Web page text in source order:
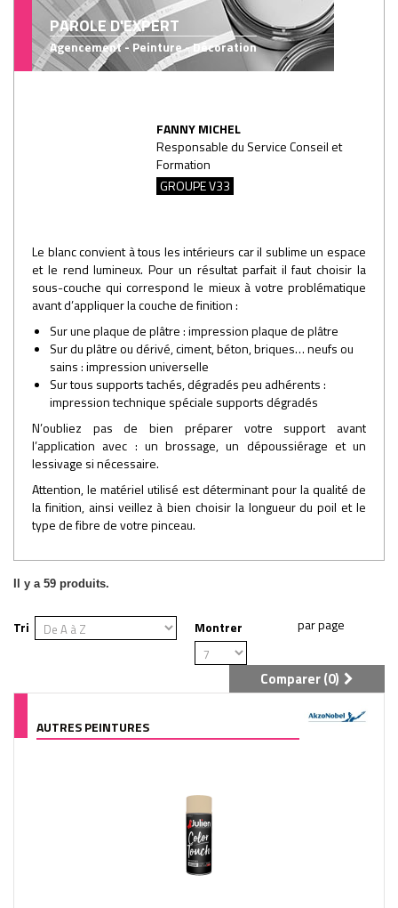
PAROLE D'EXPERT
Agencement - Peinture - Décoration
FANNY MICHEL
Responsable du Service Conseil et
Formation
GROUPE V33
Le blanc convient à tous les intérieurs car il sublime un espace
et le rend lumineux. Pour un résultat parfait il faut choisir la
sous-couche qui correspond le mieux à votre problématique
avant d’appliquer la couche de finition :
Sur une plaque de plâtre : impression plaque de plâtre
Sur du plâtre ou dérivé, ciment, béton, briques… neufs ou
sains : impression universelle
Sur tous supports tachés, dégradés peu adhérents :
impression technique spéciale supports dégradés
N’oubliez pas de bien préparer votre support avant
l’application avec : un brossage, un dépoussiérage et un
lessivage si nécessaire.
Attention, le matériel utilisé est déterminant pour la qualité de
la finition, ainsi veillez à bien choisir la longueur du poil et le
type de fibre de votre pinceau.
Il y a 59 produits.
Tri Montrer
Comparer (0)
AUTRES PEINTURES